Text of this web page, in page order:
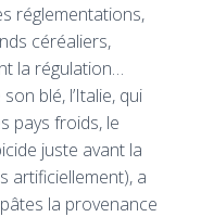
réglementations,
céréaliers,
la régulation…
blé, l’Italie, qui
pays froids, le
juste avant la
artificiellement), a
la provenance